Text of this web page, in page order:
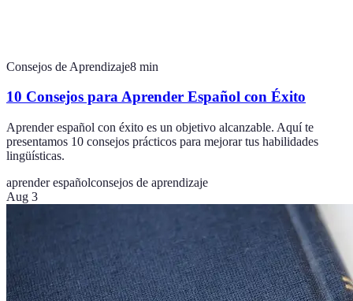
Consejos de Aprendizaje8 min
10 Consejos para Aprender Español con Éxito
Aprender español con éxito es un objetivo alcanzable. Aquí te
presentamos 10 consejos prácticos para mejorar tus habilidades
lingüísticas.
aprender españolconsejos de aprendizaje
Aug 3